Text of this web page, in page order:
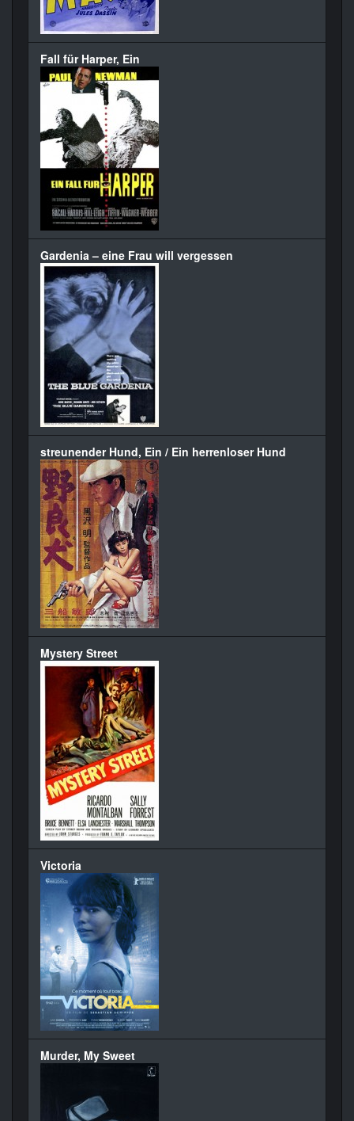
Fall für Harper, Ein
Gardenia – eine Frau will vergessen
streunender Hund, Ein / Ein herrenloser Hund
Mystery Street
Victoria
Murder, My Sweet